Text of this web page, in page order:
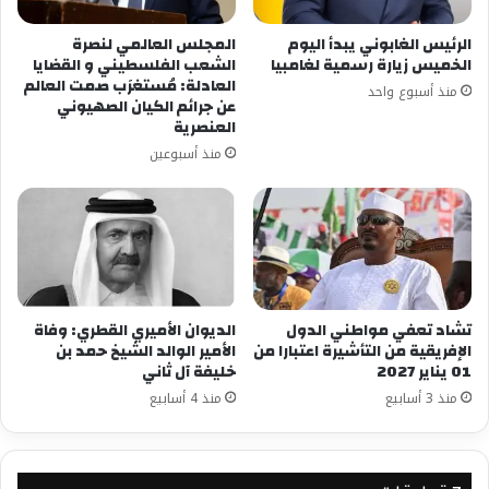
الرئيس الغابوني يبدأ اليوم
الخميس زيارة رسمية لغامبيا
منذ أسبوع واحد
المجلس العالمي لنصرة
الشعب الفلسطيني و القضايا
العادلة: مُستغرَب صمت العالم
عن جرائم الكيان الصهيوني
العنصرية
منذ أسبوعين
تشاد تعفي مواطني الدول
الإفريقية من التأشيرة اعتبارا من
01 يناير 2027
منذ 3 أسابيع
الديوان الأميري القطري: وفاة
الأمير الوالد الشيخ حمد بن
خليفة آل ثاني
منذ 4 أسابيع